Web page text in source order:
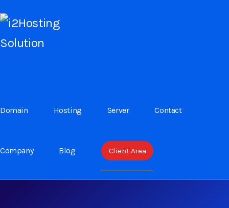
Domain Hosting Server Contact
Company Blog Client Area
Homei2tech